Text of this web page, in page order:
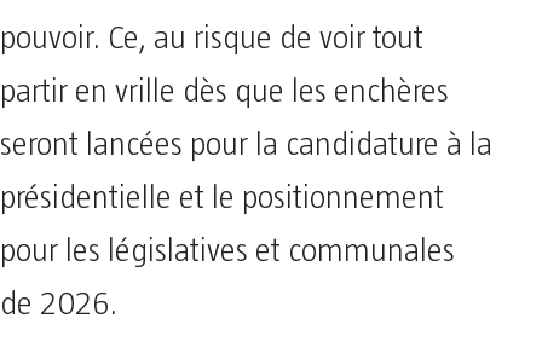
pouvoir. Ce, au risque de voir tout
partir en vrille dès que les enchères
seront lancées pour la candidature à la
présidentielle et le positionnement
pour les législatives et communales
de 2026.